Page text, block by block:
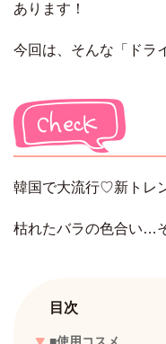
あります！
今回は、そんな「ドラ
韓国で大流行♡新トレ
枯れたバラの色合い…
目次